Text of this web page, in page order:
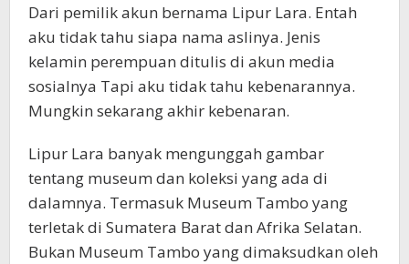
Dari pemilik akun bernama Lipur Lara. Entah
aku tidak tahu siapa nama aslinya. Jenis
kelamin perempuan ditulis di akun media
sosialnya Tapi aku tidak tahu kebenarannya.
Mungkin sekarang akhir kebenaran.
Lipur Lara banyak mengunggah gambar
tentang museum dan koleksi yang ada di
dalamnya. Termasuk Museum Tambo yang
terletak di Sumatera Barat dan Afrika Selatan.
Bukan Museum Tambo yang dimaksudkan oleh